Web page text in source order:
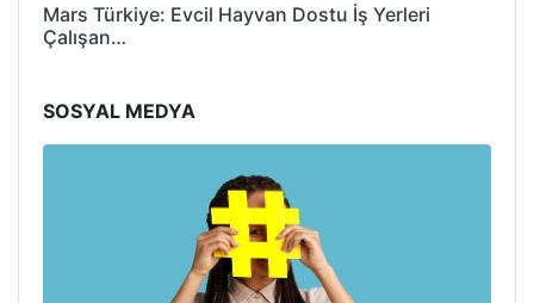
Mars Türkiye: Evcil Hayvan Dostu İş Yerleri
Çalışan…
SOSYAL MEDYA